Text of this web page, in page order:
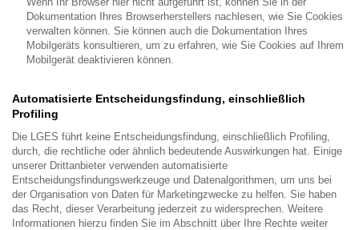
Dokumentation Ihres Browserherstellers nachlesen, wie Sie Cookies
verwalten können. Sie können auch die Dokumentation Ihres
Mobilgeräts konsultieren, um zu erfahren, wie Sie Cookies auf Ihrem
Mobilgerät deaktivieren können.
Automatisierte Entscheidungsfindung, einschließlich
Profiling
Die LGES führt keine Entscheidungsfindung, einschließlich Profiling,
durch, die rechtliche oder ähnlich bedeutende Auswirkungen hat. Einige
unserer Drittanbieter verwenden automatisierte
Entscheidungsfindungswerkzeuge und Datenalgorithmen, um uns bei
der Organisation von Daten für Marketingzwecke zu helfen. Sie haben
das Recht, dieser Verarbeitung jederzeit zu widersprechen. Weitere
Informationen hierzu finden Sie im Abschnitt über Ihre Rechte weiter